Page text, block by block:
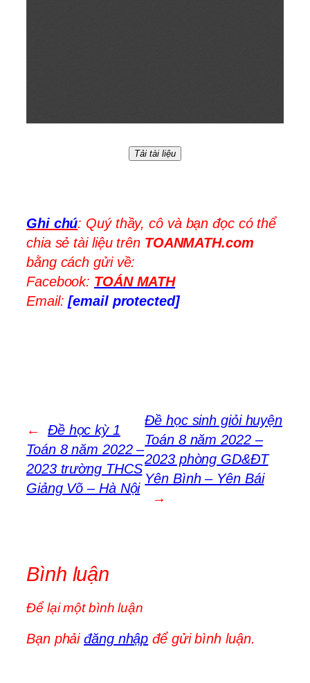
Tải tài liệu
Ghi chú: Quý thầy, cô và bạn đọc có thể
chia sẻ tài liệu trên TOANMATH.com
bằng cách gửi về:
Facebook: TOÁN MATH
Email:[email protected]
←
Đề học kỳ 1
Toán 8 năm 2022 –
2023 trường THCS
Giảng Võ – Hà Nội
Đề học sinh giỏi huyện
Toán 8 năm 2022 –
2023 phòng GD&ĐT
Yên Bình – Yên Bái
→
Bình luận
Để lại một bình luận
Bạn phảiđăng nhập để gửi bình luận.